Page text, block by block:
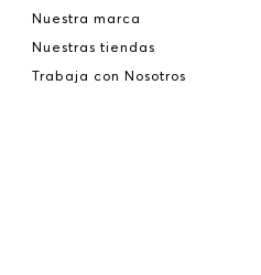
Nuestra marca
Nuestras tiendas
Trabaja con Nosotros